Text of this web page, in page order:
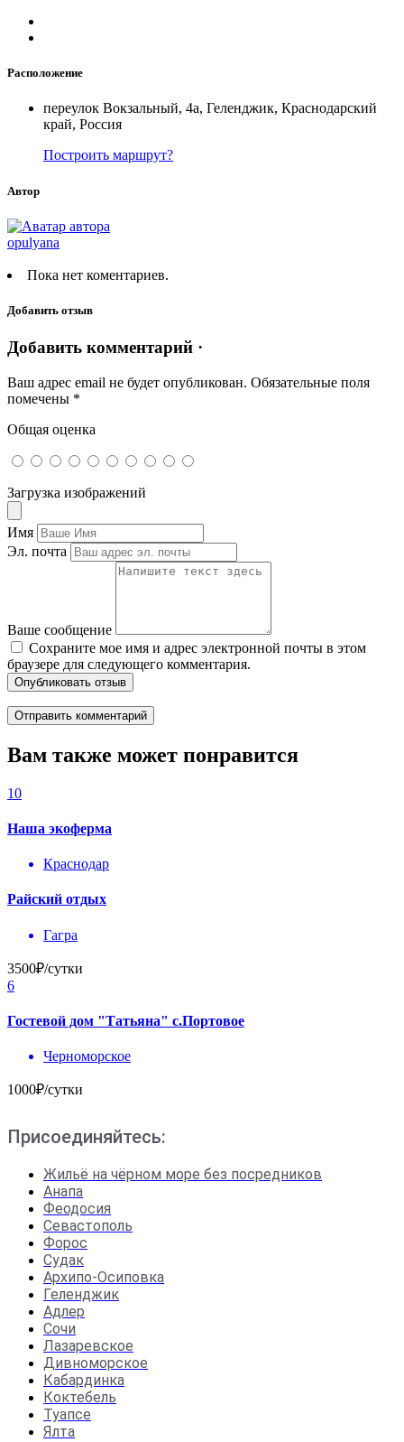
Расположение
переулок Вокзальный, 4а, Геленджик, Краснодарский
край, Россия
Построить маршрут?
Автор
opulyana
Пока нет коментариев.
Добавить отзыв
Добавить комментарий ·
Ваш адрес email не будет опубликован. Обязательные поля
помечены *
Общая оценка
Загрузка изображений
Имя
Эл. почта
Ваше сообщение
Сохраните мое имя и адрес электронной почты в этом
браузере для следующего комментария.
Опубликовать отзыв
Вам также может понравится
10
Наша экоферма
Краснодар
Райский отдых
Гагра
3500₽/сутки
6
Гостевой дом "Татьяна" с.Портовое
Черноморское
1000₽/сутки
Присоединяйтесь:
Жильё на чёрном море без посредников
Анапа
Феодосия
Севастополь
Форос
Судак
Архипо-Осиповка
Геленджик
Адлер
Сочи
Лазаревское
Дивноморское
Кабардинка
Коктебель
Туапсе
Ялта